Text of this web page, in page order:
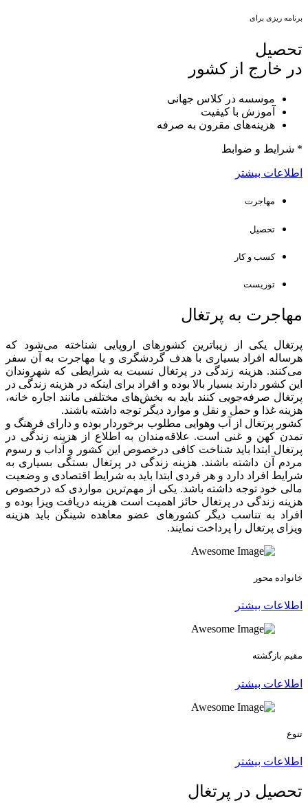
برنامه ریزی برای
تحصیل
در خارج از کشور
موسسه در کلاس جهانی
آموزش با کیفیت
هزینه‌های مقرون به صرفه
* شرایط و ضوابط
اطلاعات بیشتر
مهاجرت
تحصیل
کسب و کار
توریست
مهاجرت به پرتغال
پرتغال یکی از زیباترین کشورهای اروپایی شناخته می‌شود که
هرساله افراد بسیاری با هدف گردشگری و یا مهاجرت به آن سفر
می‌کنند. هزینه زندگی در پرتغال نسبت به شرایطی که شهروندان
این کشور دارند بسیار بالا بوده و افراد برای اینکه در هزینه زندگی در
پرتغال صرفه‌جویی کنند باید به بخش‌های مختلفی مانند اجاره خانه،
هزینه غذا و حمل و نقل و موارد دیگر توجه داشته باشند.
کشور پرتغال از آب وهوایی مطلوب برخوردار بوده و دارای فرهنگ و
تمدن کهن و غنی است. علاقه‌مندان به اطلاع از هزینه زندگی در
پرتغال ابتدا باید شناخت کافی درخصوص این کشور و آداب و رسوم
مردم آن داشته باشند. هزینه زندگی در پرتغال بستگی بسیاری به
شرایط افراد دارد و هر فردی ابتدا باید به شرایط اقتصادی و وضعیت
مالی خود توجه داشته باشد. یکی از مهم‌ترین مواردی که درخصوص
هزینه زندگی در پرتغال حائز اهمیت است هزینه دریافت ویزا بوده و
افراد به تناسب دیگر کشورهای عضو معاهده شینگن باید هزینه
ویزای پرتغال را پرداخت نمایند.
خانواده محور
اطلاعات بیشتر
مقیم بازگشته
اطلاعات بیشتر
تنوع
اطلاعات بیشتر
تحصیل در پرتغال